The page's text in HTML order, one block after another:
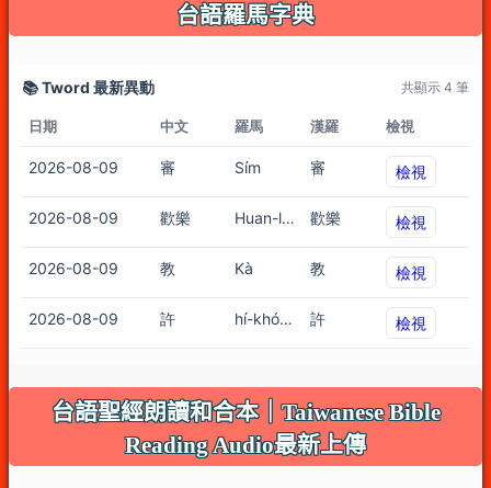
台語羅馬字典
台語聖經朗讀和合本｜Taiwanese Bible
Reading Audio最新上傳